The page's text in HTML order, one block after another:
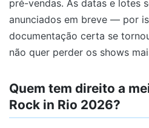
pré-vendas. As datas e lotes
anunciados em breve — por
documentação certa se
não quer perder os shows
Quem tem direito a
Rock in Rio 2026?